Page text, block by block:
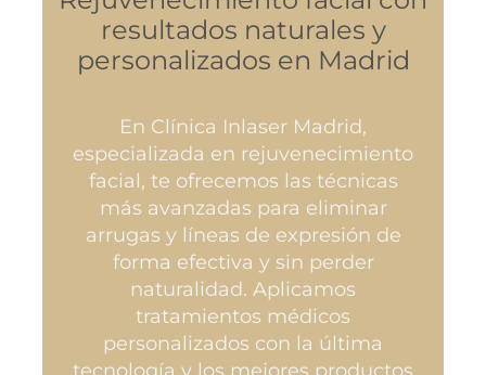
resultados naturales y
personalizados en Madrid
En Clínica Inlaser Madrid,
especializada en rejuvenecimiento
facial, te ofrecemos las técnicas
más avanzadas para eliminar
arrugas y líneas de expresión de
forma efectiva y sin perder
naturalidad. Aplicamos
tratamientos médicos
personalizados con la última